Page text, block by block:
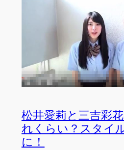
松井愛莉と三吉彩
れくらい？スタイ
に！